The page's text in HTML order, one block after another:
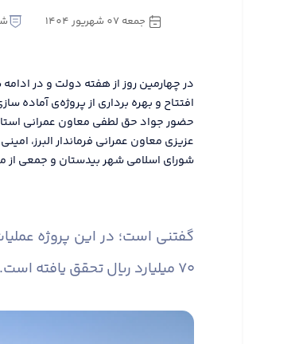
جمعه 07 شهریور 1404
در چهارمین روز از هفته دولت و در
افتتاح و بهره برداری از پروژه‌ی
حضور جواد حق لطفی معاون عمرانی
عزیزی معاون عمرانی فرماندار البرز،
شورای اسلامی شهر بیدستان و جمعی از
۷۰ میلیارد ریال تحقق یافته است.